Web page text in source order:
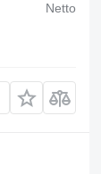
Netto